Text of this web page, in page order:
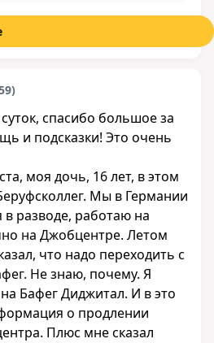
спасибо большое за
и подсказки! Это очень
моя дочь, 16 лет, в этом
Мы в Германии
в разводе, работаю на
на Джобцентре. Летом
что надо переходить с
Не знаю, почему. Я
Бафег Диджитал. И в это
о продлении
Плюс мне сказал